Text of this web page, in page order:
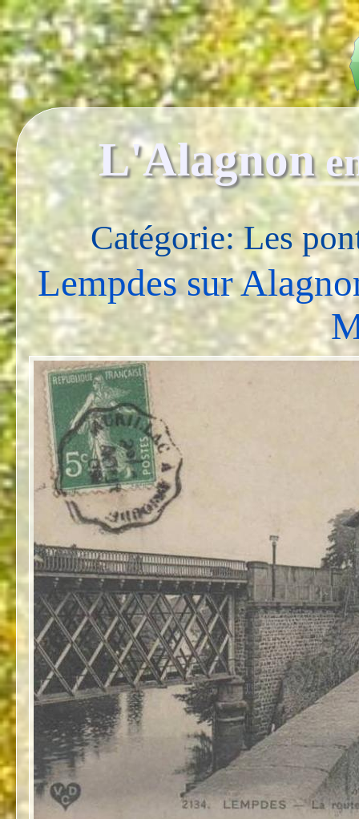
L'Alagnon
Catégorie: Les
Lempdes sur